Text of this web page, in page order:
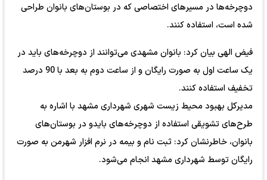
دوچرخه‌ها در مسیرهای اختصاصی که در بوستان‌های بانوان طراحی
شده است، استفاده کنند.
فیض الهی بیان کرد: بانوان مشهدی می‌توانند از دوچرخه‌های باید در
یک ساعت اول به صورت رایگان و از ساعت دوم به بعد با 90 درصد
تخفیف استفاده کنند.
مدیرکل بهبود محیط زیست شهری شهرداری مشهد با اشاره به
طرح‌های تشویقی استفاده از دوچرخه‌های بایدو در بوستان‌های
بانوان، خاطرنشان کرد: ثبت نام و بیمه در نرم افزار شهرمن به صورت
رایگان توسط شهرداری مشهد انجام می‌شود.